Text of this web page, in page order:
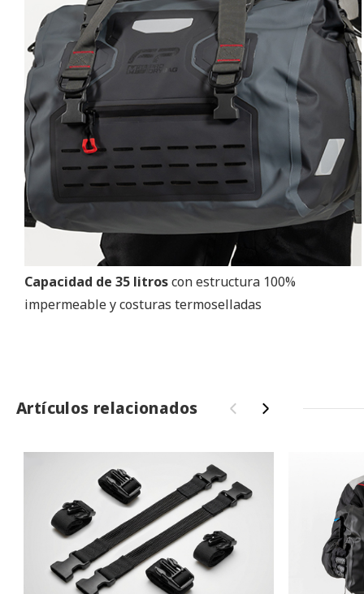
Capacidad de 35 litroscon estructura 100%
impermeable y costuras termoselladas
Artículos relacionados ‹ ›